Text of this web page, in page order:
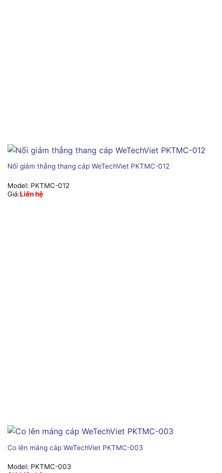
Nối giảm thẳng thang cáp WeTechViet PKTMC-012
Model: PKTMC-012
Giá:Liên hệ
Co lên máng cáp WeTechViet PKTMC-003
Model: PKTMC-003